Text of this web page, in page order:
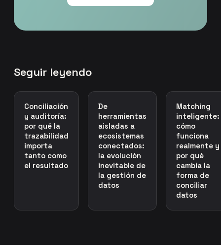
Seguir leyendo
Conciliación
y auditoría:
por qué la
trazabilidad
importa
tanto como
el resultado
De
herramientas
aisladas a
ecosistemas
conectados:
la evolución
inevitable de
la gestión de
datos
Matching
inteligente:
cómo
funciona
realmente y
por qué
cambia la
forma de
conciliar
datos